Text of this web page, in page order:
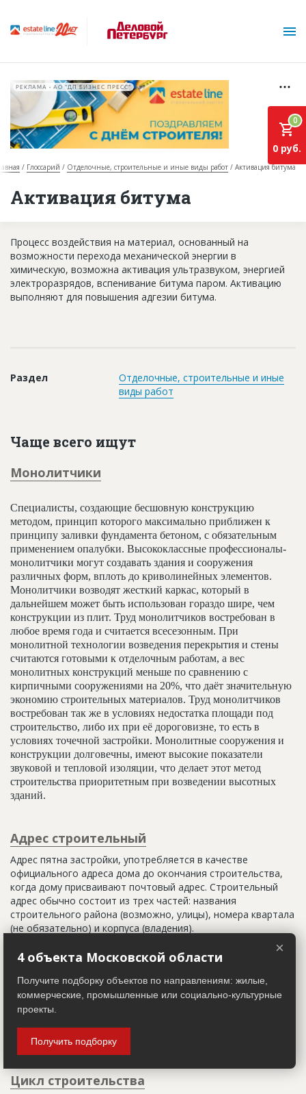
О проекте
База строящихся объектов
Инвестпроекты
Глоссарий
Личный кабинет
РЕКЛАМА • АО "ДП БИЗНЕС ПРЕСС"
Глоссарий Отделочные, строительные и иные виды работ Активация битума
Активация битума
0
0 руб.
Процесс воздействия на материал, основанный на
возможности перехода механической энергии в
химическую, возможна активация ультразвуком, энергией
электроразрядов, вспенивание битума паром. Активацию
выполняют для повышения адгезии битума.
Раздел
Отделочные, строительные и иные
виды работ
Чаще всего ищут
Монолитчики
Специалисты, создающие бесшовную конструкцию
методом, принцип которого максимально приближен к
принципу заливки фундамента бетоном, с обязательным
применением опалубки. Высококлассные профессионалы-
монолитчики могут создавать здания и сооружения
различных форм, вплоть до криволинейных элементов.
Монолитчики возводят жесткий каркас, который в
дальнейшем может быть использован гораздо шире, чем
конструкции из плит. Труд монолитчиков востребован в
любое время года и считается всесезонным. При
монолитной технологии возведения перекрытия и стены
считаются готовыми к отделочным работам, а вес
монолитных конструкций меньше по сравнению с
кирпичными сооружениями на 20%, что даёт значительную
экономию строительных материалов. Труд монолитчиков
востребован так же в условиях недостатка площади под
строительство, либо их при её дороговизне, то есть в
условиях точечной застройки. Монолитные сооружения и
конструкции долговечны, имеют высокие показатели
звуковой и тепловой изоляции, что делает этот метод
строительства приоритетным при возведении высотных
зданий.
Адрес строительный
Адрес пятна застройки, употребляется в качестве
официального адреса дома до окончания строительства,
когда дому присваивают почтовый адрес. Строительный
адрес обычно состоит из трех частей: названия
строительного района (возможно, улицы), номера квартала
(не обязательно) и корпуса (владения).
Настоящим строительным адресом можно считать адрес,
строительные организации делают свои добавления
(например, вторая очередь). В официальных документах
должен присутствовать официальный строительный адрес,
квартира с большой кладовой", которые годятся только
для переговоров.
Цикл строительства
×
4 объекта Московской области
Получите подборку объектов по направлениям: жилые,
коммерческие, промышленные или социально-культурные
проекты.
Получить подборку